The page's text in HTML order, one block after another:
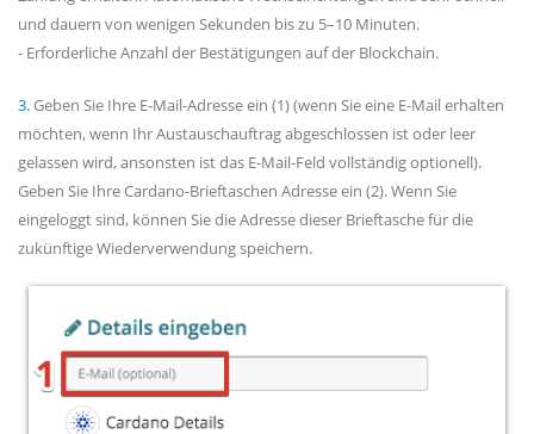
und dauern von wenigen Sekunden bis zu 5–10 Minuten.
- Erforderliche Anzahl der Bestätigungen auf der Blockchain.
3.Geben Sie Ihre E-Mail-Adresse ein (1) (wenn Sie eine E-Mail erhalten
möchten, wenn Ihr Austauschauftrag abgeschlossen ist oder leer
gelassen wird, ansonsten ist das E-Mail-Feld vollständig optionell).
Geben Sie Ihre Cardano-Brieftaschen Adresse ein (2). Wenn Sie
eingeloggt sind, können Sie die Adresse dieser Brieftasche für die
zukünftige Wiederverwendung speichern.